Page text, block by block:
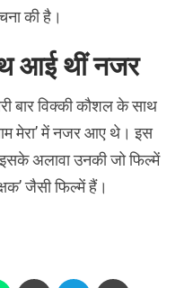
की है।
आई थीं नजर
बार विक्की कौशल के साथ
मेरा’ में नजर आए थे। इस
अलावा उनकी जो फिल्में
जैसी फिल्में हैं।